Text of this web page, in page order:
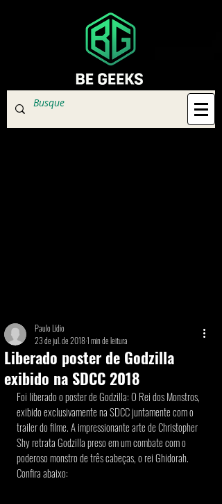
Liberado poster de Godzilla
exibido na SDCC 2018
Paulo Lídio
23 de jul. de 20181 min de leitura
Foi liberado o poster de Godzilla: O Rei dos Monstros,
exibido exclusivamente na SDCC juntamente com o
trailer do filme. A impressionante arte de Christopher
Shy retrata Godzilla preso em um combate com o
poderoso monstro de três cabeças, o rei Ghidorah.
Confira abaixo: